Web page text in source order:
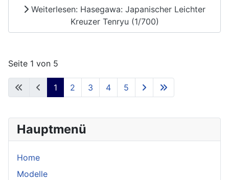
Hauptmenü
Home
Modelle
Weiterlesen: Hasegawa: Japanischer Leichter
Kreuzer Tenryu (1/700)
Seite 1 von 5
1 2 3 4 5